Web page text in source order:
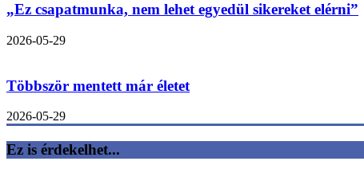
„Ez csapatmunka, nem lehet egyedül sikereket elérni”
2026-05-29
Többször mentett már életet
2026-05-29
Ez is érdekelhet...